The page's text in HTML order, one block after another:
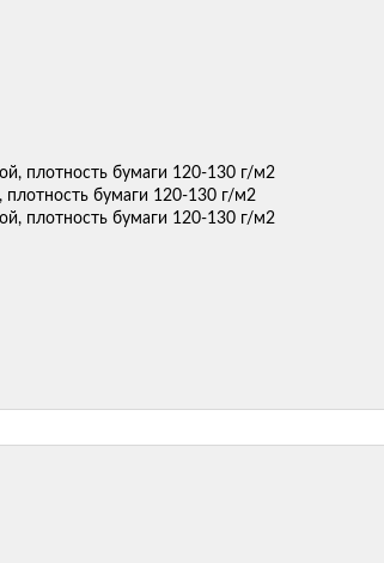
плотность бумаги 120-130 г/м2